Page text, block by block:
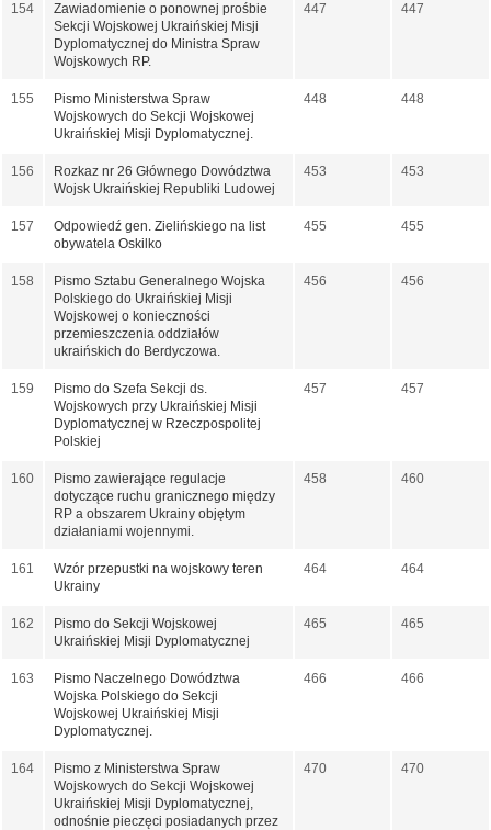
154
Zawiadomienie o ponownej prośbie
Sekcji Wojskowej Ukraińskiej Misji
Dyplomatycznej do Ministra Spraw
Wojskowych RP.
447 447
155
Pismo Ministerstwa Spraw
Wojskowych do Sekcji Wojskowej
Ukraińskiej Misji Dyplomatycznej.
448 448
156
Rozkaz nr 26 Głównego Dowództwa
Wojsk Ukraińskiej Republiki Ludowej
453 453
157
Odpowiedź gen. Zielińskiego na list
obywatela Oskilko
455 455
158
Pismo Sztabu Generalnego Wojska
Polskiego do Ukraińskiej Misji
Wojskowej o konieczności
przemieszczenia oddziałów
ukraińskich do Berdyczowa.
456 456
159
Pismo do Szefa Sekcji ds.
Wojskowych przy Ukraińskiej Misji
Dyplomatycznej w Rzeczpospolitej
Polskiej
457 457
160
Pismo zawierające regulacje
dotyczące ruchu granicznego między
RP a obszarem Ukrainy objętym
działaniami wojennymi.
458 460
161
Wzór przepustki na wojskowy teren
Ukrainy
464 464
162
Pismo do Sekcji Wojskowej
Ukraińskiej Misji Dyplomatycznej
465 465
163
Pismo Naczelnego Dowództwa
Wojska Polskiego do Sekcji
Wojskowej Ukraińskiej Misji
Dyplomatycznej.
466 466
164
Pismo z Ministerstwa Spraw
Wojskowych do Sekcji Wojskowej
Ukraińskiej Misji Dyplomatycznej,
odnośnie pieczęci posiadanych przez
470 470